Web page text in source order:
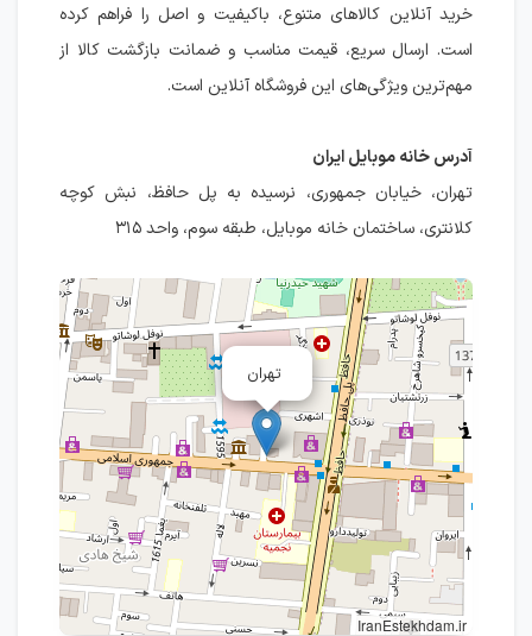
خرید آنلاین کالاهای متنوع، باکیفیت و اصل را فراهم کرده
است. ارسال سریع، قیمت مناسب و ضمانت بازگشت کالا از
مهم‌ترین ویژگی‌های این فروشگاه آنلاین است.
آدرس خانه موبایل ایران
تهران، خیابان جمهوری، نرسیده به پل حافظ، نبش کوچه
کلانتری، ساختمان خانه موبایل، طبقه سوم، واحد ۳۱۵
تهران
IranEstekhdam.ir